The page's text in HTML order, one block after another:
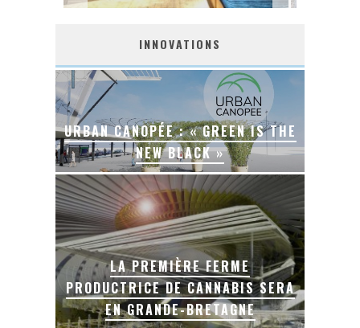
INNOVATIONS
URBAN CANOPÉE : « GREEN IS THE
NEW BLACK »
LA PREMIÈRE FERME
PRODUCTRICE DE CANNABIS SERA
EN GRANDE-BRETAGNE